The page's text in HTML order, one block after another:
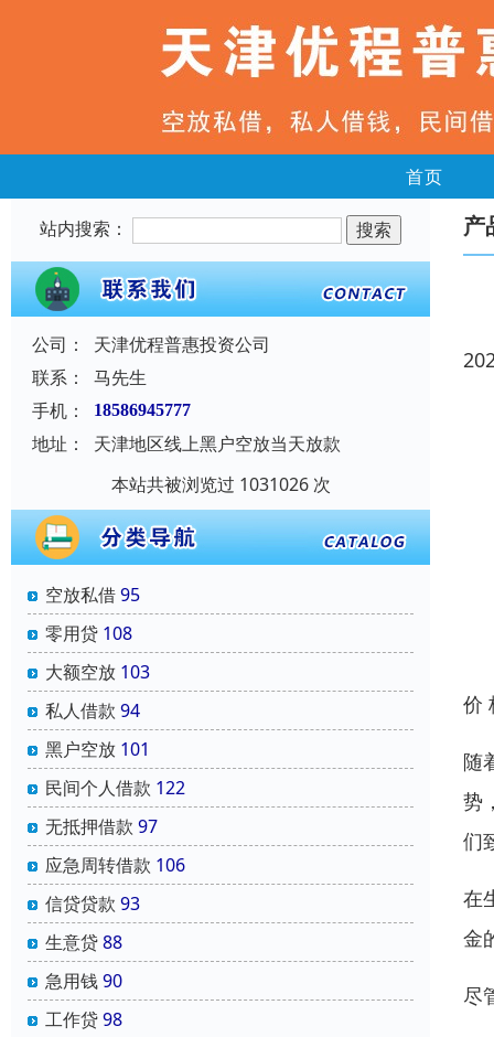
首页
站内搜索：
公司：
天津优程普惠投资公司
联系：
马先生
手机：
18586945777
地址：
天津地区线上黑户空放当天放款
本站共被浏览过 1031026 次
空放私借95
零用贷 108
大额空放 103
私人借款 94
黑户空放 101
民间个人借款 122
无抵押借款 97
应急周转借款 106
信贷贷款 93
生意贷88
急用钱90
工作贷98
产
价
随
势
们
在
金
尽